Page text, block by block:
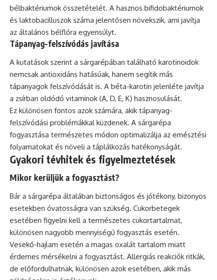
bélbaktériumok összetételét. A hasznos bifidobaktériumok
és laktobacilluszok száma jelentősen növekszik, ami javítja
az általános bélflóra egyensúlyt.
Tápanyag-felszívódás javítása
A kutatások szerint a sárgarépában található karotinoidok
nemcsak antioxidáns hatásúak, hanem segítik más
tápanyagok felszívódását is. A béta-karotin jelenléte javítja
a zsírban oldódó vitaminok (A, D, E, K) hasznosulását.
Ez különösen fontos azok számára, akik tápanyag-
felszívódási problémákkal küzdenek. A sárgarépa
fogyasztása természetes módon optimalizálja az emésztési
folyamatokat és növeli a táplálkozás hatékonyságát.
Gyakori tévhitek és figyelmeztetések
Mikor kerüljük a fogyasztást?
Bár a sárgarépa általában biztonságos és jótékony, bizonyos
esetekben óvatosságra van szükség. Cukorbetegek
esetében figyelni kell a természetes cukortartalmat,
különösen nagyobb mennyiségű fogyasztás esetén.
Vesekő-hajlam esetén a magas oxalát tartalom miatt
érdemes mérsékelni a fogyasztást. Allergiás reakciók ritkák,
de előfordulhatnak, különösen azok esetében, akik más